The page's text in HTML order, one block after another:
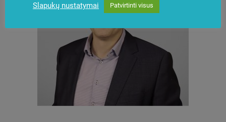
Slapukų nustatymai Patvirtinti visus